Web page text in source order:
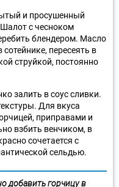
и просушенный
с чесноком
блендером. Масло
пересеять в
струйкой, постоянно
залить в соус сливки.
Для вкуса
приправами и
взбить венчиком, в
сочетается с
сельдью.
добавить горчицу в